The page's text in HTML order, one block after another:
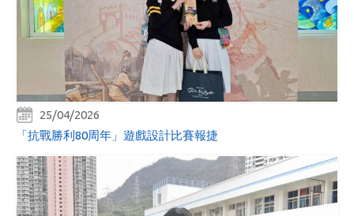
25/04/2026
「抗戰勝利80周年」遊戲設計比賽報捷